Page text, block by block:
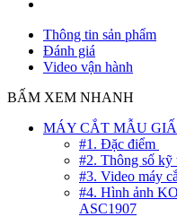
Thông tin sản phẩm
Đánh giá
Video vận hành
BẤM XEM NHANH
MÁY CẮT MẪU
#1. Đặc điểm
#2. Thông số kỹ
#3. Video máy
#4. Hình ảnh
ASC1907